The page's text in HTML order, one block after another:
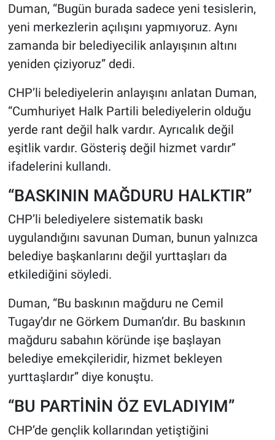
Duman, “Bugün burada sadece yeni tesislerin,
yeni merkezlerin açılışını yapmıyoruz. Aynı
zamanda bir belediyecilik anlayışının altını
yeniden çiziyoruz” dedi.
CHP’li belediyelerin anlayışını anlatan Duman,
“Cumhuriyet Halk Partili belediyelerin olduğu
yerde rant değil halk vardır. Ayrıcalık değil
eşitlik vardır. Gösteriş değil hizmet vardır”
ifadelerini kullandı.
“BASKININ MAĞDURU HALKTIR”
CHP’li belediyelere sistematik baskı
uygulandığını savunan Duman, bunun yalnızca
belediye başkanlarını değil yurttaşları da
etkilediğini söyledi.
Duman, “Bu baskının mağduru ne Cemil
Tugay’dır ne Görkem Duman’dır. Bu baskının
mağduru sabahın köründe işe başlayan
belediye emekçileridir, hizmet bekleyen
yurttaşlardır” diye konuştu.
“BU PARTİNİN ÖZ EVLADIYIM”
CHP’de gençlik kollarından yetiştiğini